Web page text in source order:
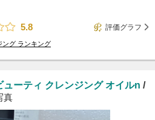
5.8
評価グラフ
ング ランキング
ーティ クレンジング オイルn /
真